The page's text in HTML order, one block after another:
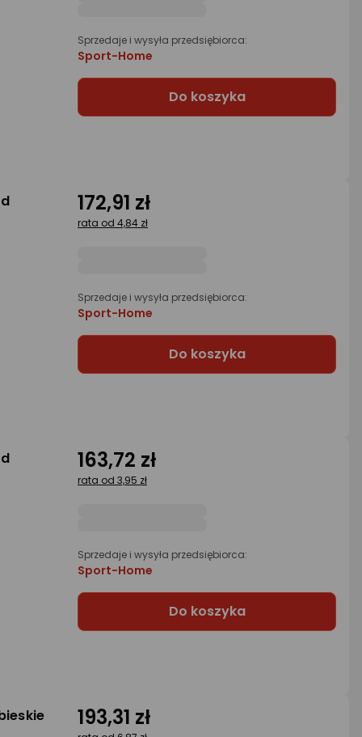
Sprzedaje i wysyła przedsiębiorca:
Sport-Home
Do koszyka
172,91 zł
rata od 4,84 zł
Sprzedaje i wysyła przedsiębiorca:
Sport-Home
Do koszyka
163,72 zł
rata od 3,95 zł
Sprzedaje i wysyła przedsiębiorca:
Sport-Home
Do koszyka
193,31 zł